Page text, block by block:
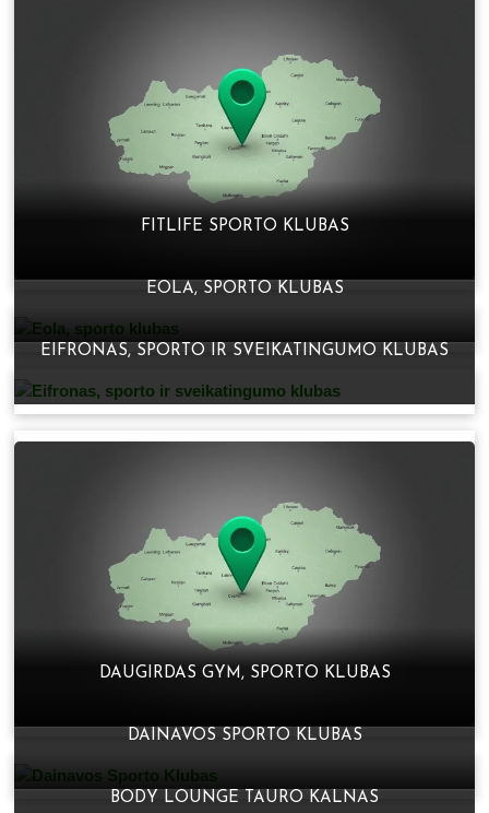
FITLIFE SPORTO KLUBAS
EOLA, SPORTO KLUBAS
EIFRONAS, SPORTO IR SVEIKATINGUMO KLUBAS
DAUGIRDAS GYM, SPORTO KLUBAS
DAINAVOS SPORTO KLUBAS
BODY LOUNGE TAURO KALNAS